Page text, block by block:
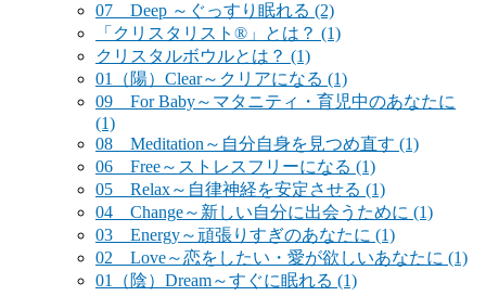
07 Deep ～ぐっすり眠れる (2)
「クリスタリスト®」とは？ (1)
クリスタルボウルとは？ (1)
01（陽）Clear～クリアになる (1)
09 For Baby～マタニティ・育児中のあなたに
(1)
08 Meditation～自分自身を見つめ直す (1)
06 Free～ストレスフリーになる (1)
05 Relax～自律神経を安定させる (1)
04 Change～新しい自分に出会うために (1)
03 Energy～頑張りすぎのあなたに (1)
02 Love～恋をしたい・愛が欲しいあなたに (1)
01（陰）Dream～すぐに眠れる (1)